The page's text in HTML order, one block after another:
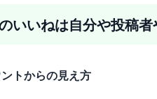
いいねは自分や投稿
トからの見え方